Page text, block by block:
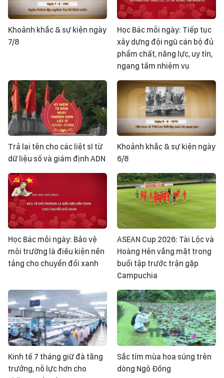
Khoảnh khắc & sự kiện ngày
7/8
Học Bác mỗi ngày: Tiếp tục
xây dựng đội ngũ cán bộ đủ
phẩm chất, năng lực, uy tín,
ngang tầm nhiệm vụ
Trả lại tên cho các liệt sĩ từ
dữ liệu số và giám định ADN
Khoảnh khắc & sự kiện ngày
6/8
Học Bác mỗi ngày: Bảo vệ
môi trường là điều kiện nền
tảng cho chuyển đổi xanh
ASEAN Cup 2026: Tài Lộc và
Hoàng Hên vắng mặt trong
buổi tập trước trận gặp
Campuchia
Kinh tế 7 tháng giữ đà tăng
trưởng, nỗ lực hơn cho
Sắc tím mùa hoa súng trên
dòng Ngô Đồng